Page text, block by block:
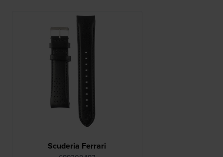
Scuderia Ferrari